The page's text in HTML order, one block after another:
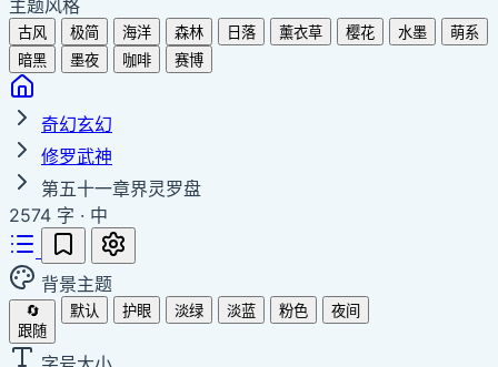
主题风格
古风 极简 海洋 森林 日落 薰衣草 樱花 水墨
萌系
暗黑
墨夜 咖啡 赛博
奇幻玄幻
修罗武神
第五十一章界灵罗盘
2574 字 · 中
背景主题
🔄
跟随
默认 护眼 淡绿 淡蓝 粉色 夜间